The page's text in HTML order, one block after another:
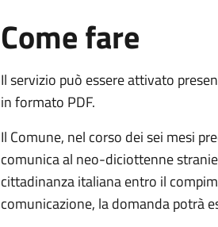
Come fare
Il servizio può essere attivato
in formato PDF.
Il Comune, nel corso dei sei mesi
comunica al neo-diciottenne
cittadinanza italiana entro il
comunicazione, la domanda potrà